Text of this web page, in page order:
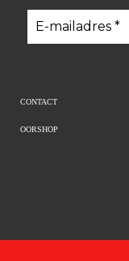
CONTACT
OORSHOP